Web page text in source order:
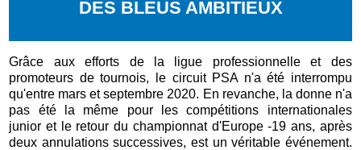
DES BLEUS AMBITIEUX
Grâce aux efforts de la ligue professionnelle et des
promoteurs de tournois, le circuit PSA n'a été interrompu
qu'entre mars et septembre 2020. En revanche, la donne n'a
pas été la même pour les compétitions internationales
junior et le retour du championnat d'Europe -19 ans, après
deux annulations successives, est un véritable événement.